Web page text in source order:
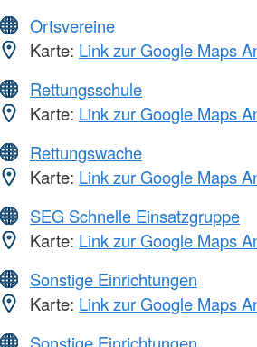
Ortsvereine
Karte: Link zur Google Maps
Rettungsschule
Karte: Link zur Google Maps
Rettungswache
Karte: Link zur Google Maps
SEG Schnelle Einsatzgruppe
Karte: Link zur Google Maps
Sonstige Einrichtungen
Karte: Link zur Google Maps